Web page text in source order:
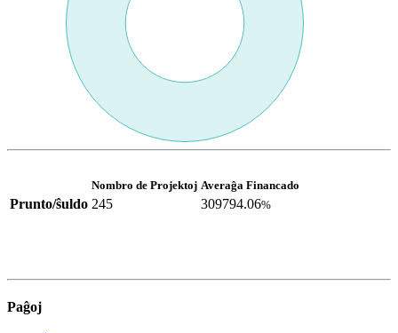
Nombro de Projektoj Averaĝa Financado
Prunto/ŝuldo 245 309794.06%
Paĝoj